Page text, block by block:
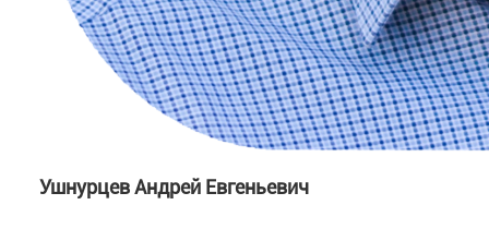
Ушнурцев Андрей Евгеньевич